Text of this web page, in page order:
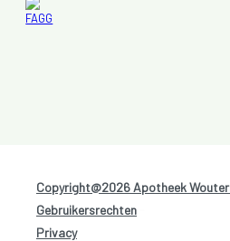
Copyright@2026 Apotheek
Gebruikersrechten
Privacy